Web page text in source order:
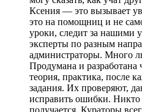
Ксения — это вызывает
это на помощниц и не
уроки, следит за нашими
эксперты по разным
администраторы. Много
Продумана и разработана
теория, практика, после
задания. Их проверяют,
исправить ошибки. Никто
получается. Кураторы